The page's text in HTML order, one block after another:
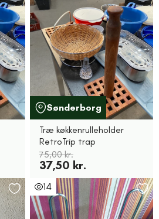
Sønderborg
Træ køkkenrulleholder
RetroTrip trap
75,00 kr.
37,50 kr.
14